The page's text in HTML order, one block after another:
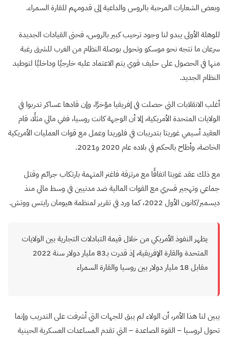
وبعض الشعارات المرحبة بالروس والداعية إلى قدومهم للقارة السمراء.
للوهلة الأولى يبدو لنا وجود ترحيب كبير بالروس، فحتى القيادات الجديدة
سرعان ما تتجه نحو موسكو وتحول بوصلة النظام من الغرب للشرق رغبة
منها في الحصول على حليف قوي يتم الاعتماد عليه خارجيًا وداخليًا لتوطيد
النظام الجديد.
أغلب الانقلابات التي حصلت في إفريقيا مؤخرًا، وإن قادها عساكر تدربوا في
الولايات المتحدة الأمريكية، إلا أن الوجهة كانت روسيا، ففي مالي مثلًا، قام
العقيد أسيمي غوريتا بتدريبات في فلوريدا وعمل مع قوات العمليات الأمريكية
الخاصة، وأطاح بالحكم في بلاده عام 2020 و2021.
مع ذلك عقد غويتا اتفاقًا مع مرتزقة فاغنر المتهمة بارتكاب جرائم وقتل
جماعي وتهجير قسري مع القوات المالية ضد مدنيين في وسط مالي منذ
ديسمبر/كانون الأول 2022، كما ورد في تقرير لمنظمة هيومان رايتس ووتش.
يظهر النفوذ الأمريكي من خلال قيمة التبادلات التجارية بين الولايات
المتحدة والقارة الإفريقية، إذ قدرت بـ83 مليار دولار سنة 2022
مقابل 18 مليار دولار بين روسيا والقارة السمراء
يبين لنا هذا الأمر، أن الولاء لم يبق للجهات التي أشرفت على التدريب وإنما
تحول لروسيا – القوة الصاعدة – التي تقدم المساعدات العسكرية الحينية